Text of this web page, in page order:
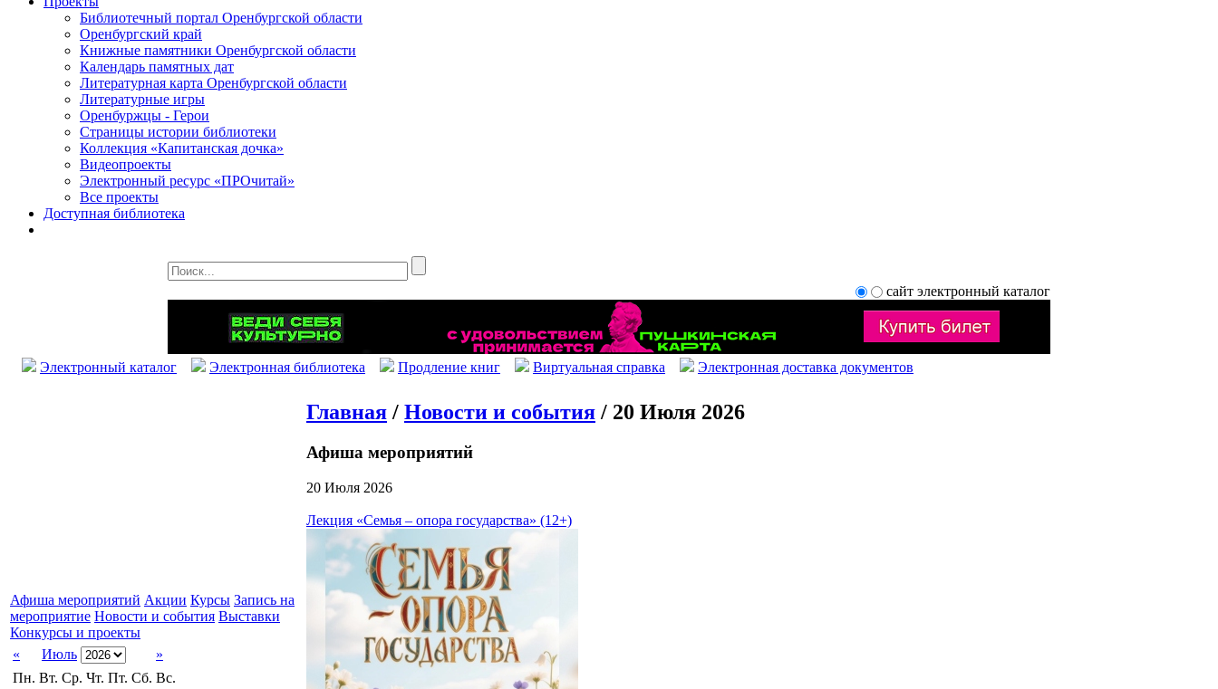
Библиотечный портал Оренбургской области
Оренбургский край
Книжные памятники Оренбургской области
Календарь памятных дат
Литературная карта Оренбургской области
Литературные игры
Оренбуржцы - Герои
Страницы истории библиотеки
Коллекция «Капитанская дочка»
Видеопроекты
Электронный ресурс «ПРОчитай»
Все проекты
Доступная библиотека
сайт электронный каталог
Электронный каталог Электронная библиотека Продление книг Виртуальная справка Электронная доставка документов
Афиша мероприятий Акции Курсы Запись на
мероприятие Новости и события Выставки
Конкурсы и проекты
«
Июль
»
Пн. Вт. Ср. Чт. Пт. Сб. Вс.
Главная / Новости и события / 20 Июля 2026
Афиша мероприятий
20 Июля 2026
Лекция «Семья – опора государства» (12+)